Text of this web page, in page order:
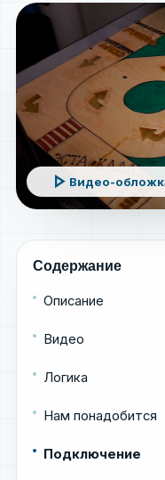
play_arrow Видео-
Содержание
Описание
Видео
Логика
Нам понадобится
Подключение